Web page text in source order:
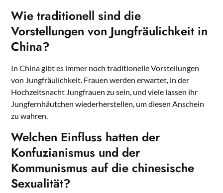
Wie traditionell sind die
Vorstellungen von Jungfräulichkeit in
China?
In China gibt es immer noch traditionelle Vorstellungen
von Jungfräulichkeit. Frauen werden erwartet, in der
Hochzeitsnacht Jungfrauen zu sein, und viele lassen ihr
Jungfernhäutchen wiederherstellen, um diesen Anschein
zu wahren.
Welchen Einfluss hatten der
Konfuzianismus und der
Kommunismus auf die chinesische
Sexualität?